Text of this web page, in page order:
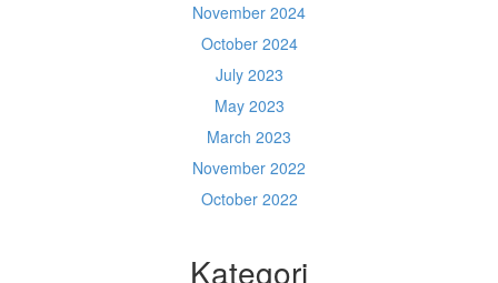
November 2024
October 2024
July 2023
May 2023
March 2023
November 2022
October 2022
Kategori